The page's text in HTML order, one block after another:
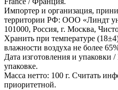
Импортер и организация,
территории РФ: ООО «Линдт
101000, Россия, г. Москва,
Хранить при температуре
влажности воздуха не более
Дата изготовления и упаковки
упаковке.
Macca нeттo: 100 г. Считать
приоритетной.